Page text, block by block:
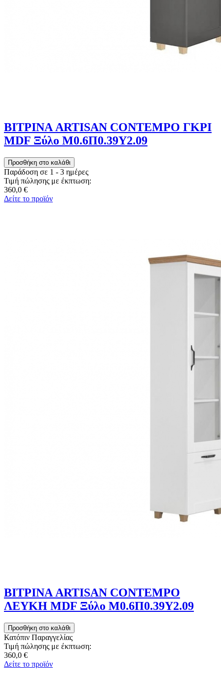
ΒΙΤΡΙΝΑ ARTISAN CONTEMPO ΓΚΡΙ
MDF Ξύλο Μ0.6Π0.39Υ2.09
Παράδοση σε 1 - 3 ημέρες
Τιμή πώλησης με έκπτωση:
360,0 €
Δείτε το προϊόν
ΒΙΤΡΙΝΑ ARTISAN CONTEMPO
ΛΕΥΚΗ MDF Ξύλο Μ0.6Π0.39Υ2.09
Κατόπιν Παραγγελίας
Τιμή πώλησης με έκπτωση:
360,0 €
Δείτε το προϊόν